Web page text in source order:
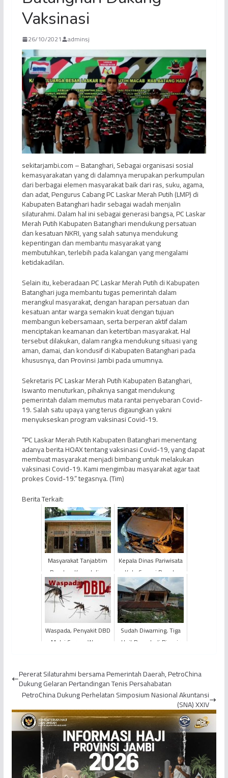
Vaksinasi
26/10/2021 adminsj
sekitarjambi.com – Batanghari, Sebagai organisasi sosial
kemasyarakatan yang di dalamnya merupakan perkumpulan
dari berbagai elemen masyarakat baik dari ras, suku, agama,
dan adat, Pengurus Cabang PC Laskar Merah Putih (LMP) di
Kabupaten Batanghari hadir sebagai wadah menjalin
silaturahmi. Dalam hal ini sebagai generasi bangsa, PC Laskar
Merah Putih Kabupaten Batanghari mendukung persatuan
dan kesatuan NKRI, yang salah satunya mendukung
kepentingan dan membantu masyarakat yang
membutuhkan, terlebih pada kalangan yang mengalami
ketidakadilan.
Selain itu, keberadaan PC Laskar Merah Putih di Kabupaten
Batanghari juga membantu tugas pemerintah dalam
merangkul masyarakat, dengan harapan persatuan dan
kesatuan antar warga semakin kuat dengan tujuan
membangun kebersamaan, serta berperan aktif dalam
menciptakan keamanan dan ketertiban masyarakat. Hal
tersebut dilakukan, dalam rangka mendukung situasi yang
aman, damai, dan kondusif di Kabupaten Batanghari pada
khususnya, dan Provinsi Jambi pada umumnya.
Sekretaris PC Laskar Merah Putih Kabupaten Batanghari,
Iswanto menuturkan, pihaknya sangat mendukung
pemerintah dalam memutus mata rantai penyebaran Covid-
19. Salah satu upaya yang terus digaungkan yakni
menyukseskan program vaksinasi Covid-19.
“PC Laskar Merah Putih Kabupaten Batanghari menentang
adanya berita HOAX tentang vaksinasi Covid-19, yang dapat
membuat masyarakat menjadi bimbang untuk melakukan
vaksinasi Covid-19. Kami mengimbau masyarakat agar taat
prokes Covid-19.” tegasnya. (Tim)
Berita Terkait:
Masyarakat Tanjabtim
Rasakan Kepedulian
PetroChina Dalam
Pembangunan
Kepala Dinas Pariwisata
Kota Sungai Penuh
Beserta Keluarga
Mengalami Kecelakaan
Waspada, Penyakit DBD
Mulai Serang Warga
Sudah Diwarning, Tiga
Unit Rumah di Pinggir
Pererat Silaturahmi bersama Pemerintah Daerah, PetroChina
Dukung Gelaran Pertandingan Tenis Persahabatan
PetroChina Dukung Perhelatan Simposium Nasional Akuntansi
(SNA) XXIV